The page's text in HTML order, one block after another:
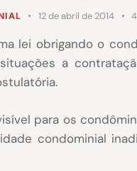
12 de abril de 2014
lei obrigando o
a
para os
condominial